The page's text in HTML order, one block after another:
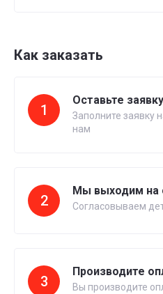
Как заказать
1
Оставьте заявку
Заполните заявку
нам
2
Мы выходим на
Согласовываем
3
Производите
Вы производите